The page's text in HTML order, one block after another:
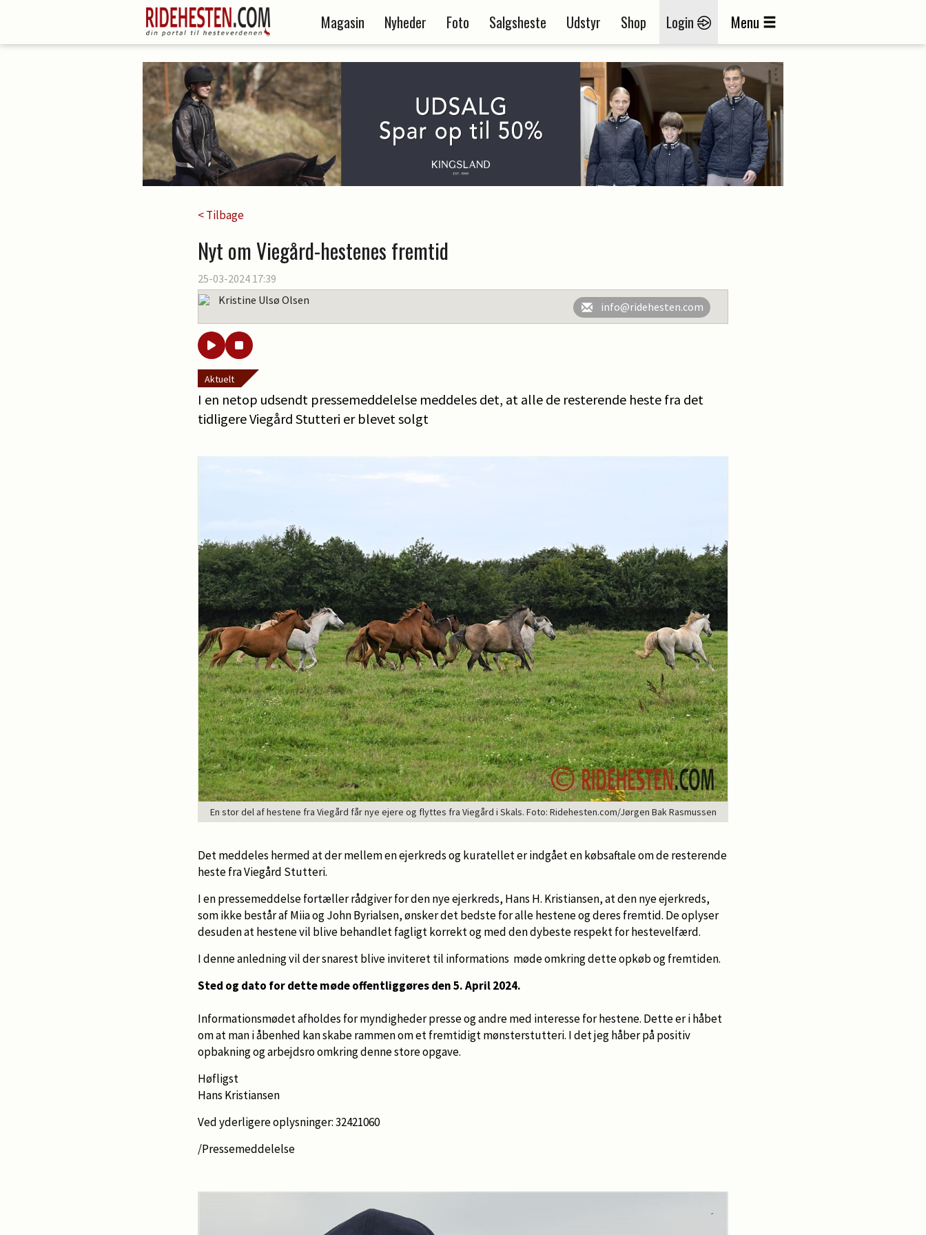
Magasin Nyheder Foto Salgsheste Udstyr Shop Login Menu
< Tilbage
Nyt om Viegård-hestenes fremtid
25-03-2024 17:39
Kristine Ulsø Olsen
info@ridehesten.com
Aktuelt
I en netop udsendt pressemeddelelse meddeles det, at alle de resterende heste fra det
tidligere Viegård Stutteri er blevet solgt
En stor del af hestene fra Viegård får nye ejere og flyttes fra Viegård i Skals. Foto: Ridehesten.com/Jørgen Bak Rasmussen
Det meddeles hermed at der mellem en ejerkreds og kuratellet er indgået en købsaftale om de resterende
heste fra Viegård Stutteri.
I en pressemeddelse fortæller rådgiver for den nye ejerkreds, Hans H. Kristiansen, at den nye ejerkreds,
som ikke består af Miia og John Byrialsen, ønsker det bedste for alle hestene og deres fremtid. De oplyser
desuden at hestene vil blive behandlet fagligt korrekt og med den dybeste respekt for hestevelfærd.
I denne anledning vil der snarest blive inviteret til informations møde omkring dette opkøb og fremtiden.
Sted og dato for dette møde offentliggøres den 5. April 2024.
Informationsmødet afholdes for myndigheder presse og andre med interesse for hestene. Dette er i håbet
om at man i åbenhed kan skabe rammen om et fremtidigt mønsterstutteri. I det jeg håber på positiv
opbakning og arbejdsro omkring denne store opgave.
Høfligst
Hans Kristiansen
Ved yderligere oplysninger: 32421060
/Pressemeddelelse